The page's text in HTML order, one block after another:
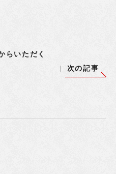
らいただく
次の記事